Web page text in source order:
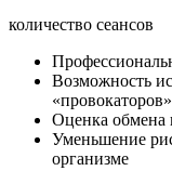
количество сеансов
Возможность
«провокаторов»
Оценка обмена
Уменьшение
организме